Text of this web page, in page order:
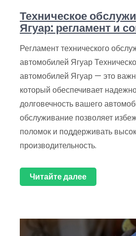
Техническое
Ягуар: регламент и
Регламент технического
автомобилей Ягуар
автомобилей Ягуар — это
который обеспечивает
долговечность вашего
обслуживание позволяет
поломок и поддерживать
производительность.
Читайте далее